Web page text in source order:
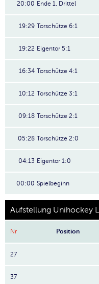
20:00 Ende 1. Drittel
19:29 Torschütze 6:1
19:22 Eigentor 5:1
16:34 Torschütze 4:1
10:12 Torschütze 3:1
09:18 Torschütze 2:1
05:28 Torschütze 2:0
04:13 Eigentor 1:0
00:00 Spielbeginn
Aufstellung Unihockey
Nr Position
27
37